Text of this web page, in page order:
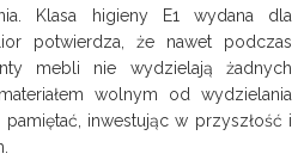
Klasa higieny E1 wydana dla
potwierdza, że nawet podczas
mebli nie wydzielają żadnych
wolnym od wydzielania
inwestując w przyszłość i